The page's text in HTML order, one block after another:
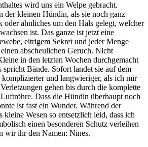
wird uns ein Welpe gebracht.
der kleinen Hündin, als sie noch ganz
ähnliches um den Hals gelegt, welcher
ist. Das ganze ist jetzt eine
eitrigem Sekret und jeder Menge
abscheulichen Geruch. Nicht
in den letzten Wochen durchgemacht
Bände. Sofort landet sie auf dem
und langwieriger, als ich mir
gehen bis durch die komplette
Dass die Hündin überhaupt noch
ist fast ein Wunder. Während der
kleine Wesen so entsetzlich leid, dass ich
einen besonderen Schutz verleihen
wir ihr den Namen: Nines.